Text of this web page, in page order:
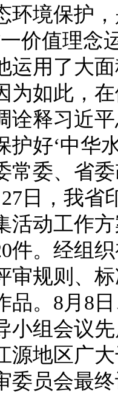
环境保护
价值理念
运用了大
如此，在
诠释习近
护好‘中华
委、省委
日，我省
活动工作
件。经组
审规则、
品。8月8
小组会议
源地区广
委员会最